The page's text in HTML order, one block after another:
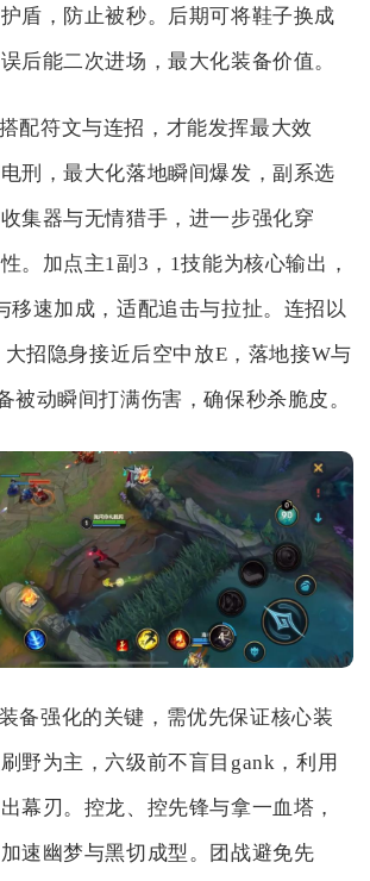
盾，防止被秒。后期可将鞋子换成
后能二次进场，最大化装备价值。
配符文与连招，才能发挥最大效
刑，最大化落地瞬间爆发，副系选
集器与无情猎手，进一步强化穿
。加点主1副3，1技能为核心输出，
移速加成，适配追击与拉扯。连招以
大招隐身接近后空中放E，落地接W与
被动瞬间打满伤害，确保秒杀脆皮。
备强化的关键，需优先保证核心装
野为主，六级前不盲目gank，利用
幕刃。控龙、控先锋与拿一血塔，
速幽梦与黑切成型。团战避免先